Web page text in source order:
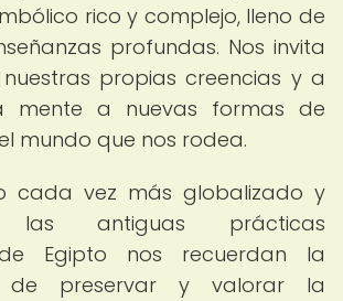
rico y complejo, lleno de
profundas. Nos invita
propias creencias y a
mente a nuevas formas de
mundo que nos rodea.
cada vez más globalizado y
las antiguas prácticas
Egipto nos recuerdan la
de preservar y valorar la